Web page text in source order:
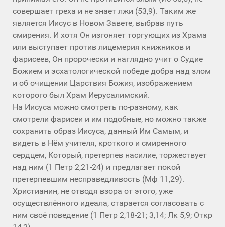
совершает греха и не знает лжи (53,9). Таким же
является Иисус в Новом Завете, выбрав путь
смирения. И хотя Он изгоняет торгующих из Храма
или выступает против лицемерия книжников и
фарисеев, Он пророчески и наглядно учит о Судие
Божием и эсхатологической победе добра над злом
и об очищении Царствия Божия, изображением
которого был Храм Иерусалимский.
На Иисуса можно смотреть по-разному, как
смотрели фарисеи и им подобные, но можно также
сохранить образ Иисуса, данный Им Самым, и
видеть в Нём учителя, кроткого и смиренного
сердцем, Который, претерпев насилие, торжествует
над ним (1 Петр 2,21-24) и предлагает покой
претерпевшим несправедливость (Мф 11,29).
Христианин, не отводя взора от этого, уже
осуществлённого идеала, старается согласовать с
ним своё поведение (1 Петр 2,18-21; 3,14; Лк 5,9; Откр